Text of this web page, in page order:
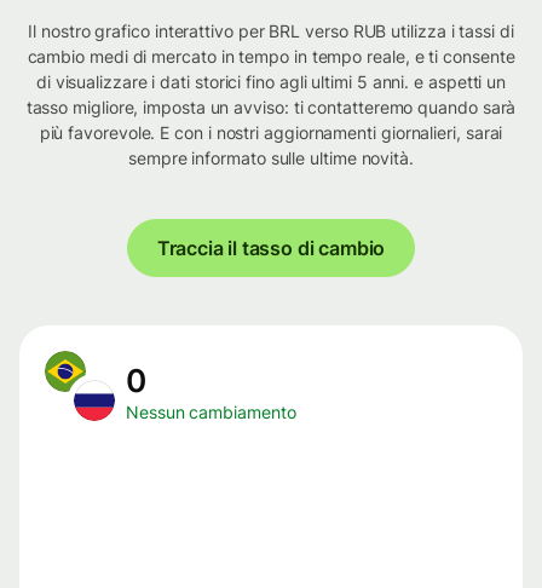
Il nostro grafico interattivo per BRL verso RUB utilizza i tassi di
cambio medi di mercato in tempo in tempo reale, e ti consente
di visualizzare i dati storici fino agli ultimi 5 anni. e aspetti un
tasso migliore, imposta un avviso: ti contatteremo quando sarà
più favorevole. E con i nostri aggiornamenti giornalieri, sarai
sempre informato sulle ultime novità.
Traccia il tasso di cambio
0
Nessun cambiamento